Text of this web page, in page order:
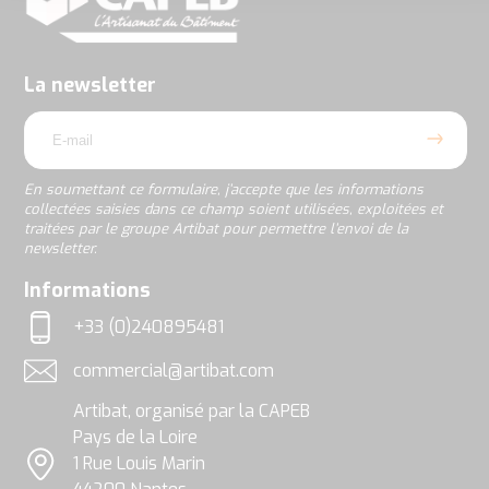
La newsletter
email
En soumettant ce formulaire, j’accepte que les informations
collectées saisies dans ce champ soient utilisées, exploitées et
traitées par le groupe Artibat pour permettre l’envoi de la
newsletter.
rgpd
soumettant
j’accepte
les
informations
dans
ce
champ
soient
exploitées
et
traitées
par
le
Artibat
permettre
l’envoi
Informations
Téléphone
+33 (0)240895481
Adresse email
commercial@artibat.com
Localisation
Artibat, organisé par la CAPEB
Pays de la Loire
1 Rue Louis Marin